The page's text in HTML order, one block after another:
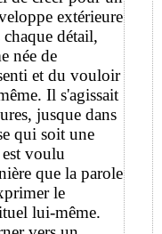
extérieure
détail,
née de
et du vouloir
Il s'agissait
jusque dans
qui soit une
voulu
que la parole
le
lui-même.